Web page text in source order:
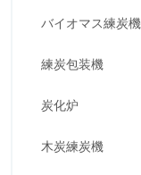
バイオマス練炭機
練炭包装機
炭化炉
木炭練炭機